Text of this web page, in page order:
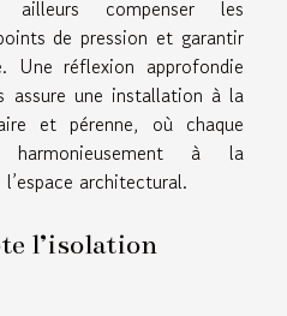
compenser les
de pression et garantir
Une réflexion approfondie
assure une installation à la
et pérenne, où chaque
harmonieusement à la
architectural.
l’isolation